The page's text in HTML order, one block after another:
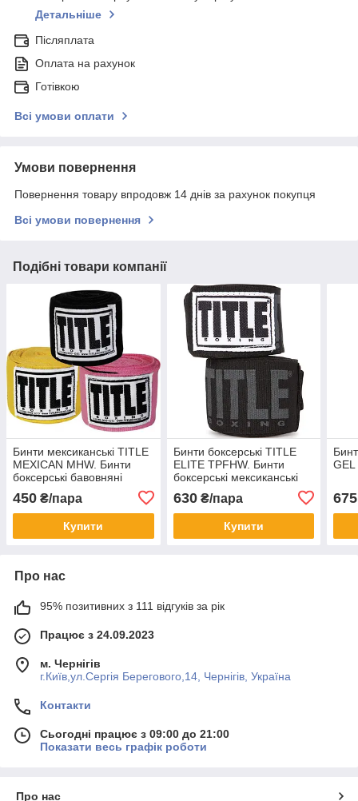
Детальніше
Післяплата
Оплата на рахунок
Готівкою
Всі умови оплати
Умови повернення
Повернення товару впродовж 14 днів за рахунок покупця
Всі умови повернення
Подібні товари компанії
Бинти мексиканські TITLE
MEXICAN MHW. Бинти
боксерські бавовняні
450 ₴/пара
Купити
Бинти боксерські TITLE
ELITE TPFHW. Бинти
боксерські мексиканські
630₴/пара
Купити
GEL
675
Про нас
95% позитивних з 111 відгуків за рік
Працює з 24.09.2023
м. Чернігів
г.Київ,ул.Сергiя Берегового,14, Чернігів, Україна
Контакти
Сьогодні працює з 09:00 до 21:00
Показати весь графік роботи
Про нас